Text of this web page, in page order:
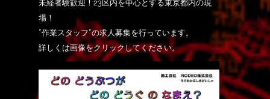
未経者験歓迎！23区内を中心とする東京都内の現
場！
”作業スタッフ”の求人募集を行っています。
詳しくは画像をクリックしてください。